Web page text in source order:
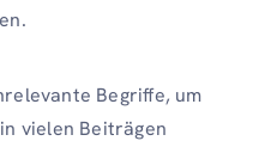
Begriffe, um
vielen Beiträgen